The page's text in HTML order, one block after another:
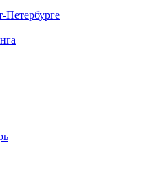
Петербурге